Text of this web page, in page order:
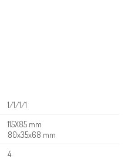
1/1/1/1
115X85 mm
80x35x68 mm
4